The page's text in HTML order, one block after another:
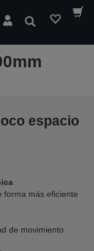
Buscar
espacio
forma más eficiente
de movimiento